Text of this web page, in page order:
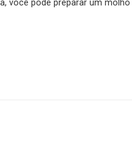
você pode preparar um